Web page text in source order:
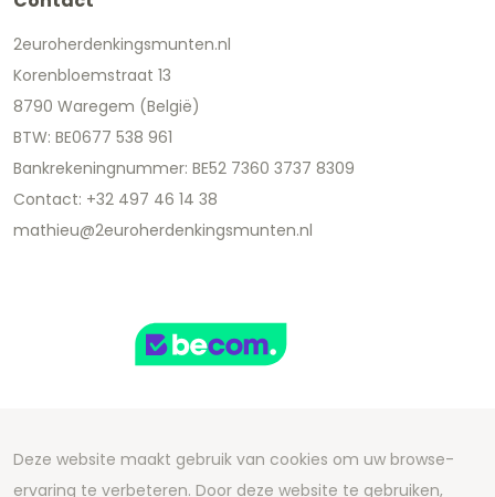
2euroherdenkingsmunten.nl
Korenbloemstraat 13
8790 Waregem (België)
BTW: BE0677 538 961
Bankrekeningnummer: BE52 7360 3737 8309
Contact: +32 497 46 14 38
mathieu@2euroherdenkingsmunten.nl
Copyright 2026 We Can Do Better Online BV
Deze website maakt gebruik van cookies om uw browse-
ervaring te verbeteren. Door deze website te gebruiken,